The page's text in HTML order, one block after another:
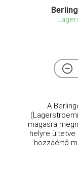
A
magasra
helyre ültetve
hozzáértő